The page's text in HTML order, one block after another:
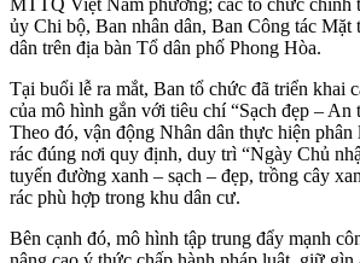
MTTQ Việt Nam phường; các tổ chức chính
ủy Chi bộ, Ban nhân dân, Ban Công tác Mặt
dân trên địa bàn Tổ dân phố Phong Hòa.
Tại buổi lễ ra mắt, Ban tổ chức đã triển khai
của mô hình gắn với tiêu chí “Sạch đẹp – An
Theo đó, vận động Nhân dân thực hiện phân
rác đúng nơi quy định, duy trì “Ngày Chủ
tuyến đường xanh – sạch – đẹp, trồng cây
rác phù hợp trong khu dân cư.
Bên cạnh đó, mô hình tập trung đẩy mạnh